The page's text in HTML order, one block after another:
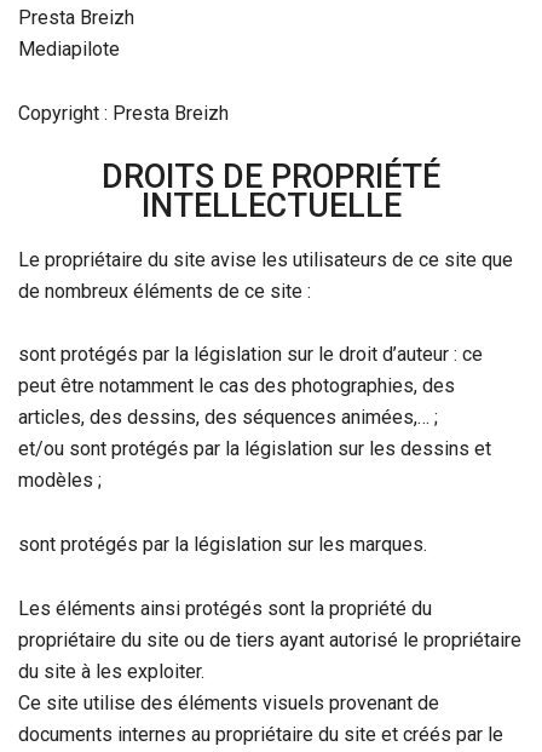
Presta Breizh
Mediapilote
Copyright : Presta Breizh
DROITS DE PROPRIÉTÉ
INTELLECTUELLE
Le propriétaire du site avise les utilisateurs de ce site que
de nombreux éléments de ce site :
sont protégés par la législation sur le droit d’auteur : ce
peut être notamment le cas des photographies, des
articles, des dessins, des séquences animées,… ;
et/ou sont protégés par la législation sur les dessins et
modèles ;
sont protégés par la législation sur les marques.
Les éléments ainsi protégés sont la propriété du
propriétaire du site ou de tiers ayant autorisé le propriétaire
du site à les exploiter.
Ce site utilise des éléments visuels provenant de
documents internes au propriétaire du site et créés par le